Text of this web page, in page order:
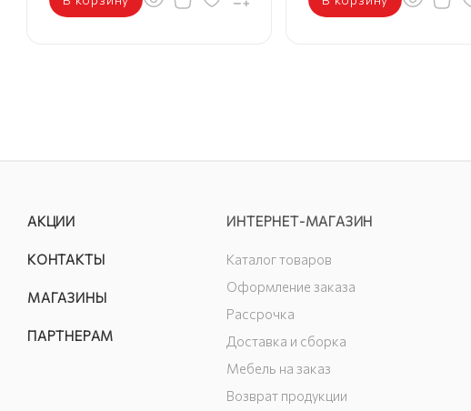
АКЦИИ
КОНТАКТЫ
МАГАЗИНЫ
ПАРТНЕРАМ
ИНТЕРНЕТ-МАГАЗИН
Каталог товаров
Оформление заказа
Рассрочка
Доставка и сборка
Мебель на заказ
Возврат продукции